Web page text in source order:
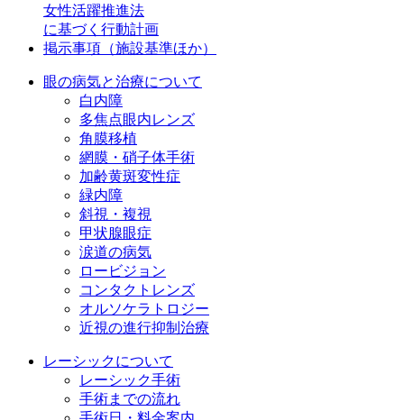
女性活躍推進法
に基づく行動計画
掲示事項（施設基準ほか）
眼の病気と治療について
白内障
多焦点眼内レンズ
角膜移植
網膜・硝子体手術
加齢黄斑変性症
緑内障
斜視・複視
甲状腺眼症
涙道の病気
ロービジョン
コンタクトレンズ
オルソケラトロジー
近視の進行抑制治療
レーシックについて
レーシック手術
手術までの流れ